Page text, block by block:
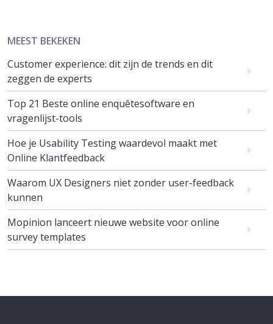
MEEST BEKEKEN
Customer experience: dit zijn de trends en dit
zeggen de experts
Top 21 Beste online enquêtesoftware en
vragenlijst-tools
Hoe je Usability Testing waardevol maakt met
Online Klantfeedback
Waarom UX Designers niet zonder user-feedback
kunnen
Mopinion lanceert nieuwe website voor online
survey templates